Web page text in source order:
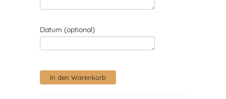
Datum (optional)